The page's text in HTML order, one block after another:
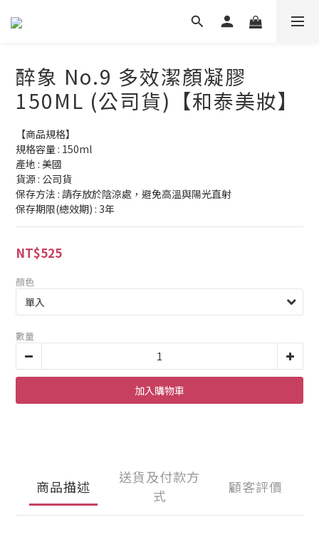
醉象 No.9 多效潔顏凝膠
150ML (公司貨)【和泰美妝】
【商品規格】
規格容量 : 150ml
產地 : 美國
貨源 : 公司貨
保存方法 : 請存放於陰涼處，避免高溫與陽光直射
保存期限(總效期) : 3年
NT$525
顏色
數量
加入購物車
商品描述
送貨及付款方
式
顧客評價